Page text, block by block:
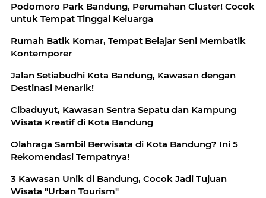
Podomoro Park Bandung, Perumahan Cluster! Cocok
untuk Tempat Tinggal Keluarga
Rumah Batik Komar, Tempat Belajar Seni Membatik
Kontemporer
Jalan Setiabudhi Kota Bandung, Kawasan dengan
Destinasi Menarik!
Cibaduyut, Kawasan Sentra Sepatu dan Kampung
Wisata Kreatif di Kota Bandung
Olahraga Sambil Berwisata di Kota Bandung? Ini 5
Rekomendasi Tempatnya!
3 Kawasan Unik di Bandung, Cocok Jadi Tujuan
Wisata "Urban Tourism"